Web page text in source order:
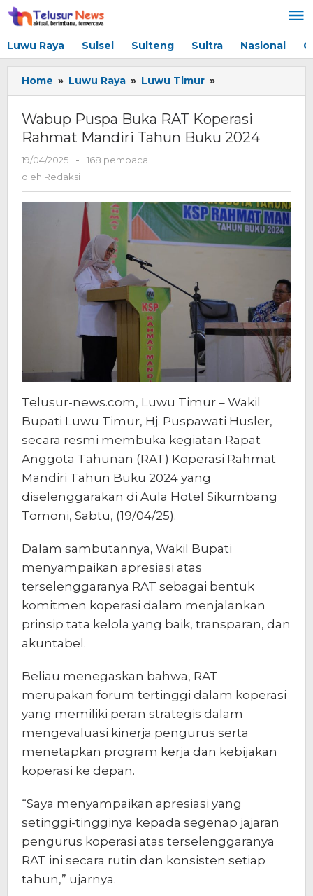
Lewati
ke
Luwu Raya Sulsel Sulteng Sultra Nasional
Home » Luwu Raya » Luwu Timur »
Puspa
RAT
Koperasi
2024
Wabup Puspa Buka RAT Koperasi
Rahmat Mandiri Tahun Buku 2024
19/04/2025
oleh
Redaksi
-
168 pembaca
oleh Redaksi
Telusur-news.com, Luwu Timur – Wakil
Bupati Luwu Timur, Hj. Puspawati Husler,
secara resmi membuka kegiatan Rapat
Anggota Tahunan (RAT) Koperasi Rahmat
Mandiri Tahun Buku 2024 yang
diselenggarakan di Aula Hotel Sikumbang
Tomoni, Sabtu, (19/04/25).
Dalam sambutannya, Wakil Bupati
menyampaikan apresiasi atas
terselenggaranya RAT sebagai bentuk
komitmen koperasi dalam menjalankan
prinsip tata kelola yang baik, transparan, dan
akuntabel.
Beliau menegaskan bahwa, RAT
merupakan forum tertinggi dalam koperasi
yang memiliki peran strategis dalam
mengevaluasi kinerja pengurus serta
menetapkan program kerja dan kebijakan
koperasi ke depan.
“Saya menyampaikan apresiasi yang
setinggi-tingginya kepada segenap jajaran
pengurus koperasi atas terselenggaranya
RAT ini secara rutin dan konsisten setiap
tahun,” ujarnya.